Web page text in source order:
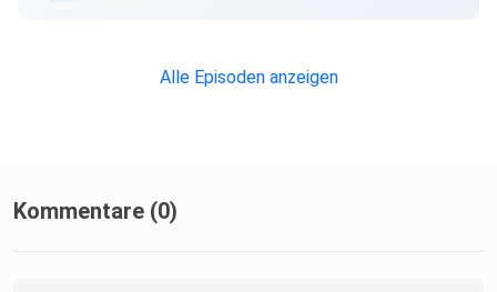
Alle Episoden anzeigen
Kommentare (0)